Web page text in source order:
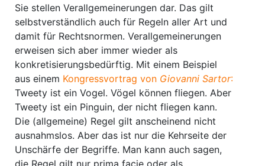
Sie stellen Verallgemeinerungen dar. Das gilt
selbstverständlich auch für Regeln aller Art und
damit für Rechtsnormen. Verallgemeinerungen
erweisen sich aber immer wieder als
konkretisierungsbedürftig. Mit einem Beispiel
aus einem Kongressvortrag von Giovanni Sartor:
Tweety ist ein Vogel. Vögel können fliegen. Aber
Tweety ist ein Pinguin, der nicht fliegen kann.
Die (allgemeine) Regel gilt anscheinend nicht
ausnahmslos. Aber das ist nur die Kehrseite der
Unschärfe der Begriffe. Man kann auch sagen,
die Regel gilt nur prima facie oder als